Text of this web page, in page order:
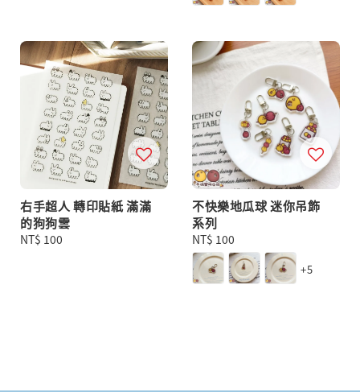
右手超人 轉印貼紙 滿滿
的狗狗雲
Regular
NT$ 100
不快樂地瓜球 迷你吊飾
系列
Regular
price
NT$ 100
+5